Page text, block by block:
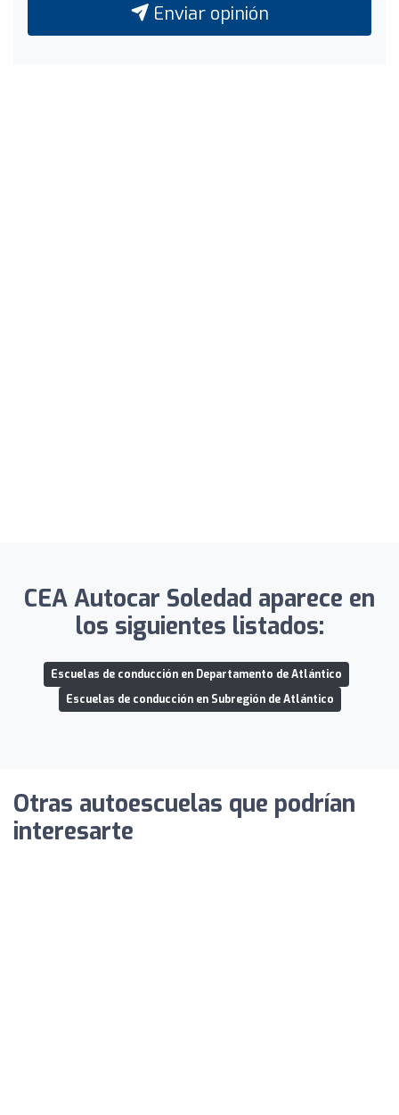
Enviar opinión
CEA Autocar Soledad aparece en
los siguientes listados:
Escuelas de conducción en Departamento de Atlántico
Escuelas de conducción en Subregión de Atlántico
Otras autoescuelas que podrían
interesarte